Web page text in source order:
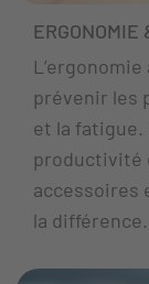
ERGONOMIE
prévenir les
et la fatigue.
productivité
accessoires
la différence.